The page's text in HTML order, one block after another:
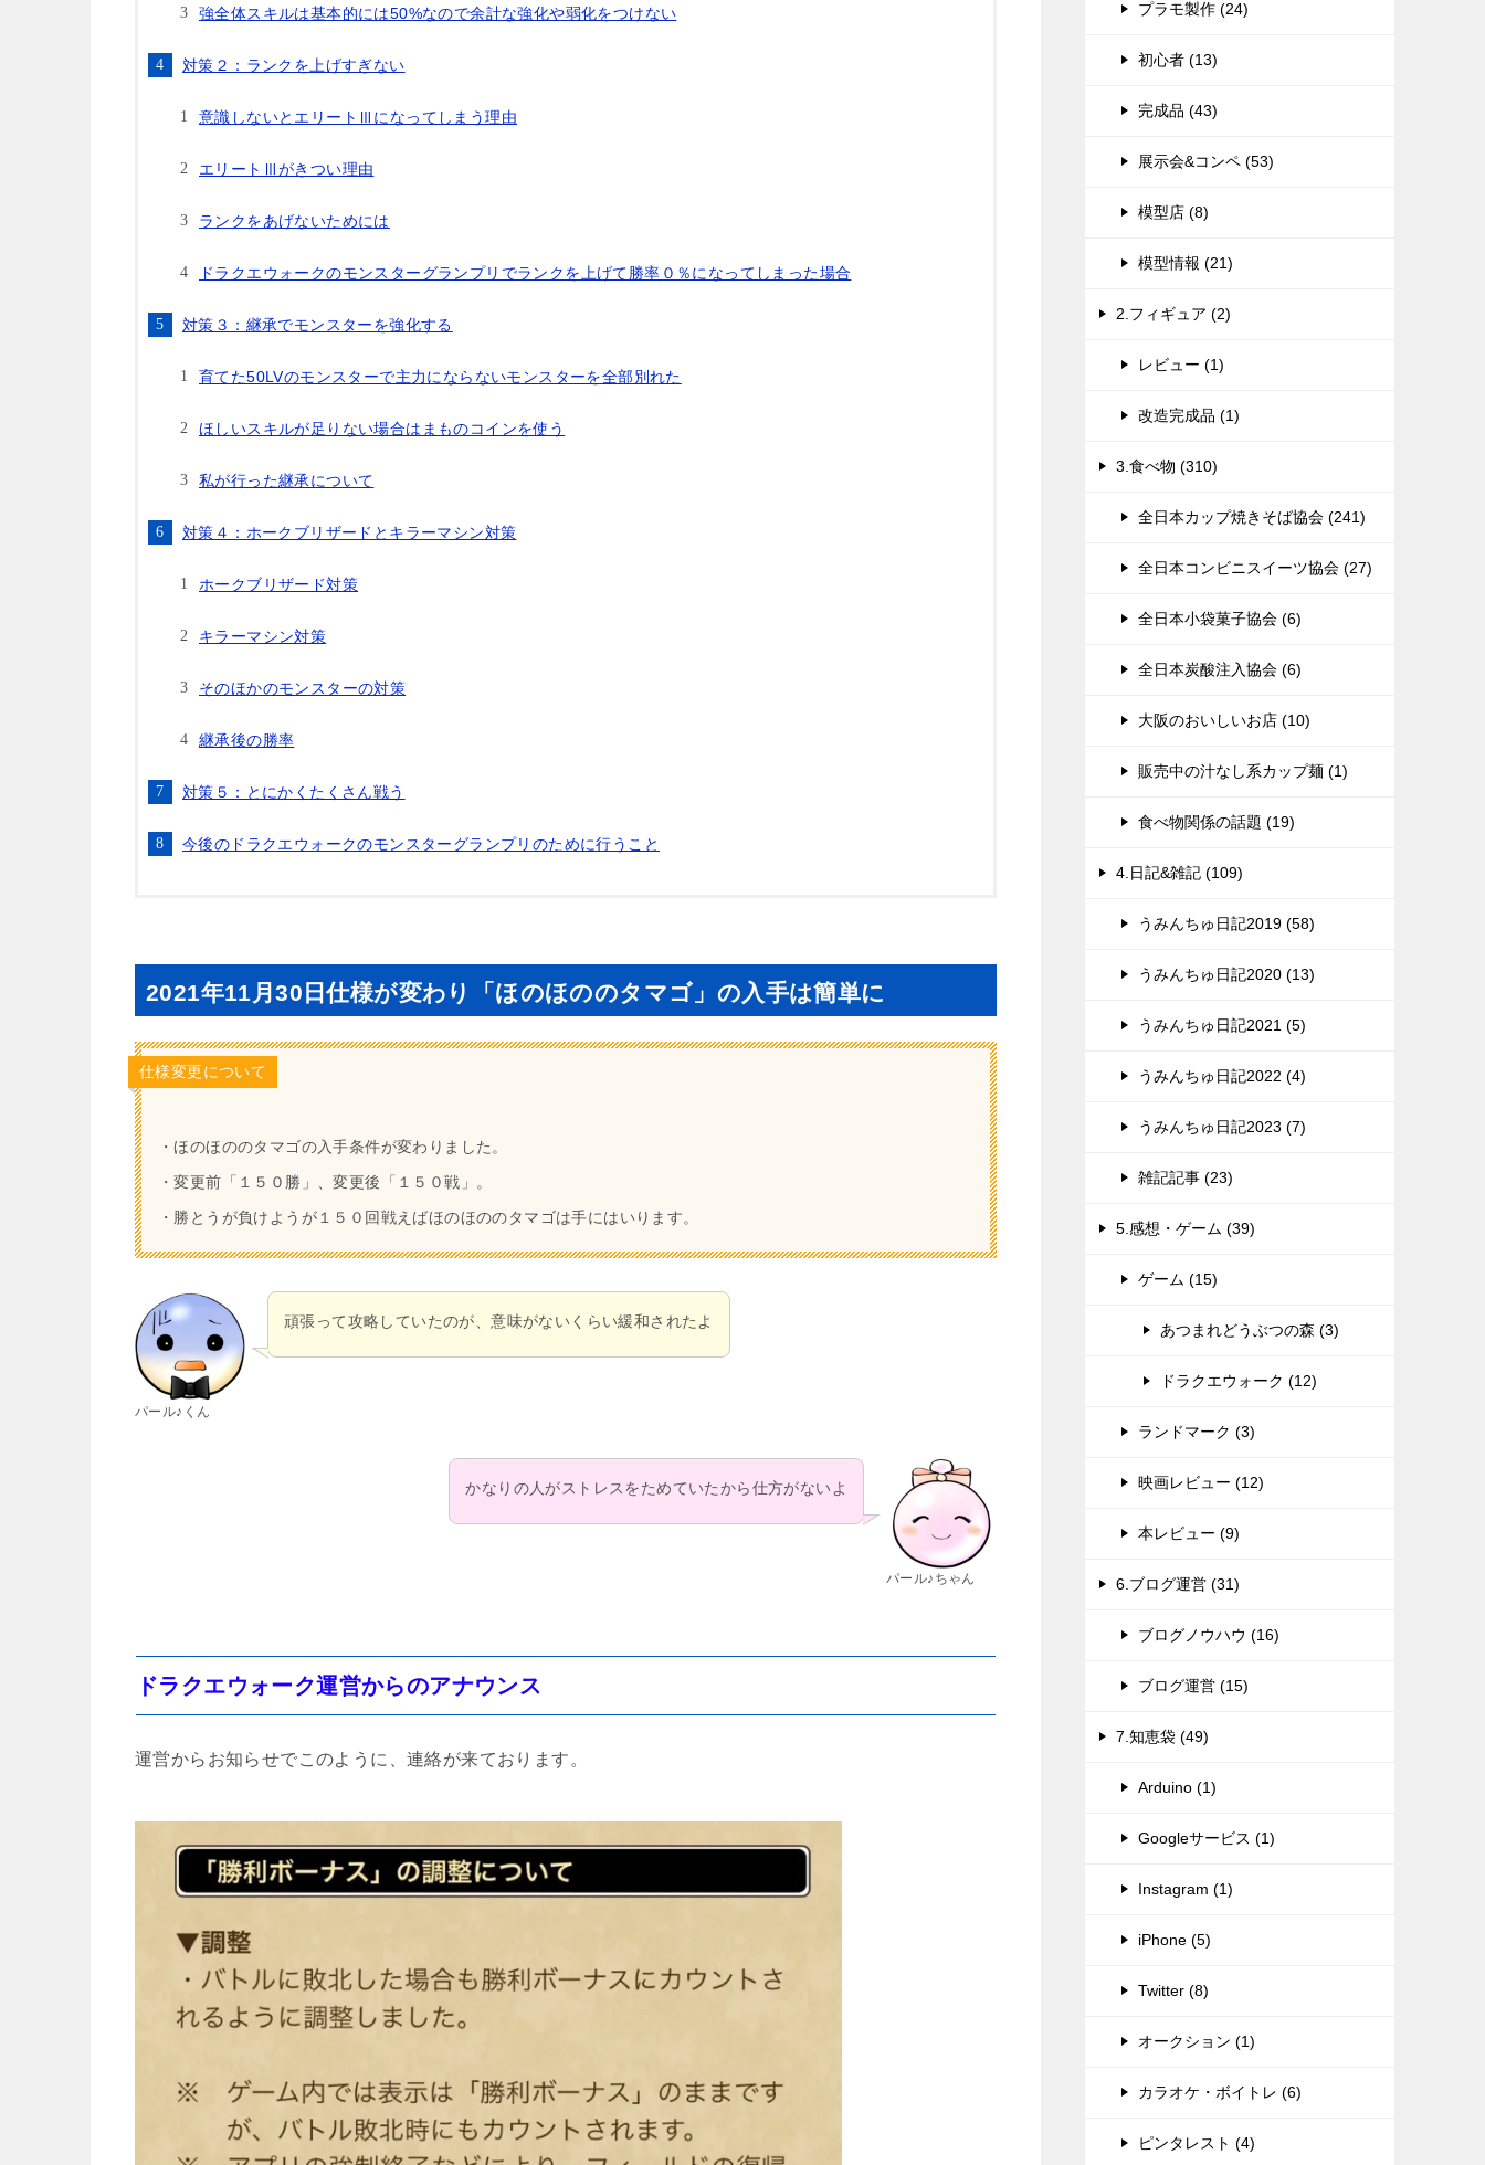
強全体スキルは基本的には50%なので余計な強化や弱化をつけない
対策２：ランクを上げすぎない
意識しないとエリートⅢになってしまう理由
エリートⅢがきつい理由
ランクをあげないためには
ドラクエウォークのモンスターグランプリでランクを上げて勝率０％になってしまった場合
対策３：継承でモンスターを強化する
育てた50LVのモンスターで主力にならないモンスターを全部別れた
ほしいスキルが足りない場合はまものコインを使う
私が行った継承について
対策４：ホークブリザードとキラーマシン対策
ホークブリザード対策
キラーマシン対策
そのほかのモンスターの対策
継承後の勝率
対策５：とにかくたくさん戦う
今後のドラクエウォークのモンスターグランプリのために行うこと
2021年11月30日仕様が変わり「ほのほののタマゴ」の入手は簡単に
仕様変更について
・ほのほののタマゴの入手条件が変わりました。
・変更前「１５０勝」、変更後「１５０戦」。
・勝とうが負けようが１５０回戦えばほのほののタマゴは手にはいります。
パール♪くん
頑張って攻略していたのが、意味がないくらい緩和されたよ
パール♪ちゃん
かなりの人がストレスをためていたから仕方がないよ
ドラクエウォーク運営からのアナウンス
運営からお知らせでこのように、連絡が来ております。
プラモ製作 (24)
初心者 (13)
完成品 (43)
展示会&コンペ (53)
模型店 (8)
模型情報 (21)
2.フィギュア (2)
レビュー (1)
改造完成品 (1)
3.食べ物 (310)
全日本カップ焼きそば協会 (241)
全日本コンビニスイーツ協会 (27)
全日本小袋菓子協会 (6)
全日本炭酸注入協会 (6)
大阪のおいしいお店 (10)
販売中の汁なし系カップ麺 (1)
食べ物関係の話題 (19)
4.日記&雑記 (109)
うみんちゅ日記2019 (58)
うみんちゅ日記2020 (13)
うみんちゅ日記2021 (5)
うみんちゅ日記2022 (4)
うみんちゅ日記2023 (7)
雑記記事 (23)
5.感想・ゲーム (39)
ゲーム (15)
あつまれどうぶつの森 (3)
ドラクエウォーク (12)
ランドマーク (3)
映画レビュー (12)
本レビュー (9)
6.ブログ運営 (31)
ブログノウハウ (16)
ブログ運営 (15)
7.知恵袋 (49)
Arduino (1)
Googleサービス (1)
Instagram (1)
iPhone (5)
Twitter (8)
オークション (1)
カラオケ・ボイトレ (6)
ピンタレスト (4)